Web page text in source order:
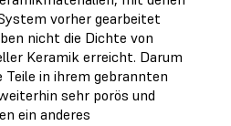
vorher gearbeitet
nicht die Dichte von
Keramik erreicht. Darum
Teile in ihrem gebrannten
sehr porös und
ein anderes